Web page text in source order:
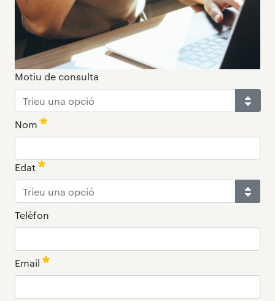
Motiu de consulta
Nom
:
0/ 280
Edat
Telèfon
:
0/ 280
Email